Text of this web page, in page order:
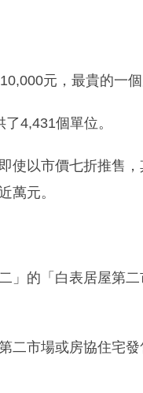
元，最貴的一
4,431個單位。
使以市價七折推售
萬元。
」的「白表居屋第
二市場或房協住宅